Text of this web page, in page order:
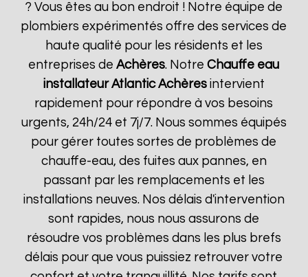
? Vous êtes au bon endroit ! Notre équipe de
plombiers expérimentés offre des services de
haute qualité pour les résidents et les
entreprises deAchères. NotreChauffe eau
installateur Atlantic Achèresintervient
rapidement pour répondre à vos besoins
urgents, 24h/24 et 7j/7. Nous sommes équipés
pour gérer toutes sortes de problèmes de
chauffe-eau, des fuites aux pannes, en
passant par les remplacements et les
installations neuves. Nos délais d'intervention
sont rapides, nous nous assurons de
résoudre vos problèmes dans les plus brefs
délais pour que vous puissiez retrouver votre